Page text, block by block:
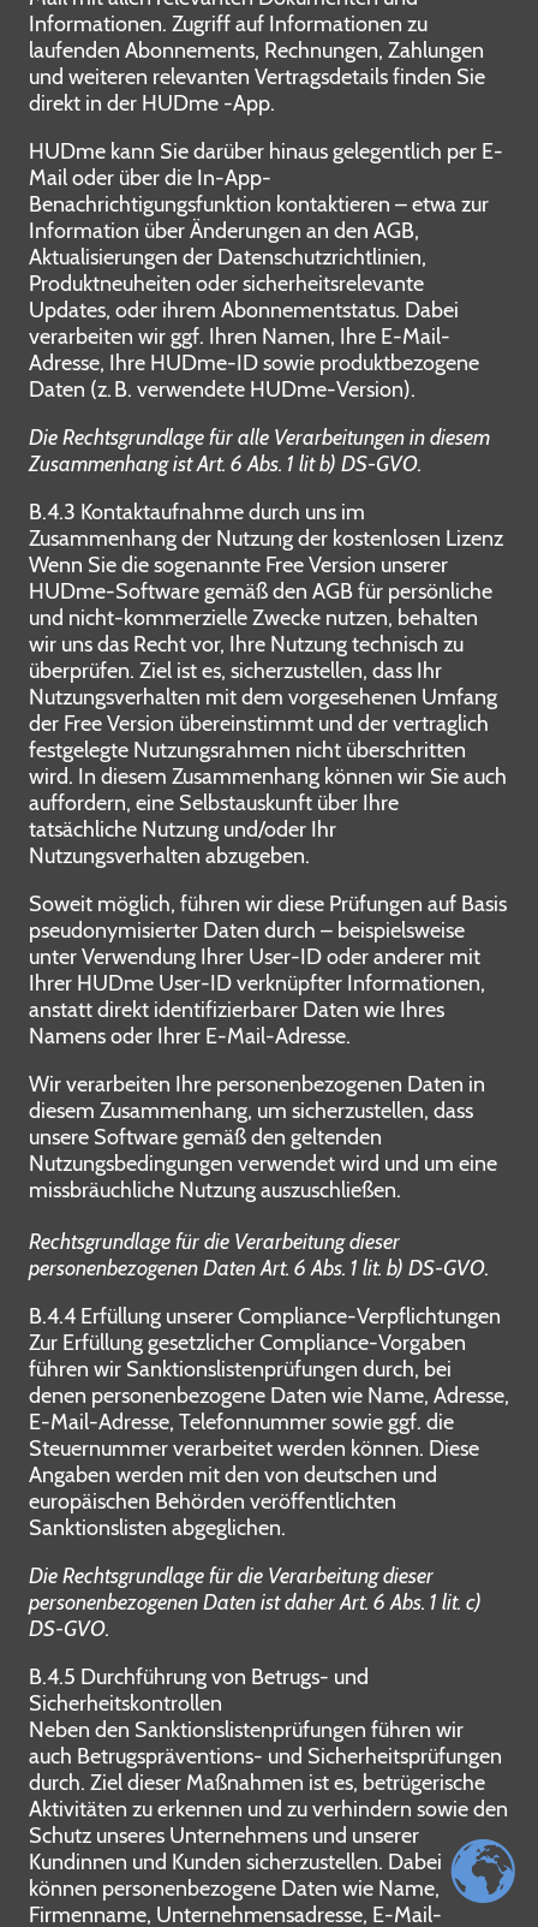
Informationen. Zugriff auf Informationen zu
laufenden Abonnements, Rechnungen, Zahlungen
und weiteren relevanten Vertragsdetails finden Sie
direkt in der HUDme -App.
HUDme kann Sie darüber hinaus gelegentlich per E-
Mail oder über die In-App-
Benachrichtigungsfunktion kontaktieren – etwa zur
Information über Änderungen an den AGB,
Aktualisierungen der Datenschutzrichtlinien,
Produktneuheiten oder sicherheitsrelevante
Updates, oder ihrem Abonnementstatus. Dabei
verarbeiten wir ggf. Ihren Namen, Ihre E-Mail-
Adresse, Ihre HUDme-ID sowie produktbezogene
Daten (z. B. verwendete HUDme-Version).
Die Rechtsgrundlage für alle Verarbeitungen in diesem
Zusammenhang ist Art. 6 Abs. 1 lit b) DS-GVO.
B.4.3 Kontaktaufnahme durch uns im
Zusammenhang der Nutzung der kostenlosen Lizenz
Wenn Sie die sogenannte Free Version unserer
HUDme-Software gemäß den AGB für persönliche
und nicht-kommerzielle Zwecke nutzen, behalten
wir uns das Recht vor, Ihre Nutzung technisch zu
überprüfen. Ziel ist es, sicherzustellen, dass Ihr
Nutzungsverhalten mit dem vorgesehenen Umfang
der Free Version übereinstimmt und der vertraglich
festgelegte Nutzungsrahmen nicht überschritten
wird. In diesem Zusammenhang können wir Sie auch
auffordern, eine Selbstauskunft über Ihre
tatsächliche Nutzung und/oder Ihr
Nutzungsverhalten abzugeben.
Soweit möglich, führen wir diese Prüfungen auf Basis
pseudonymisierter Daten durch – beispielsweise
unter Verwendung Ihrer User-ID oder anderer mit
Ihrer HUDme User-ID verknüpfter Informationen,
anstatt direkt identifizierbarer Daten wie Ihres
Namens oder Ihrer E-Mail-Adresse.
Wir verarbeiten Ihre personenbezogenen Daten in
diesem Zusammenhang, um sicherzustellen, dass
unsere Software gemäß den geltenden
Nutzungsbedingungen verwendet wird und um eine
missbräuchliche Nutzung auszuschließen.
Rechtsgrundlage für die Verarbeitung dieser
personenbezogenen Daten Art. 6 Abs. 1 lit. b) DS-GVO.
B.4.4 Erfüllung unserer Compliance-Verpflichtungen
Zur Erfüllung gesetzlicher Compliance-Vorgaben
führen wir Sanktionslistenprüfungen durch, bei
denen personenbezogene Daten wie Name, Adresse,
E-Mail-Adresse, Telefonnummer sowie ggf. die
Steuernummer verarbeitet werden können. Diese
Angaben werden mit den von deutschen und
europäischen Behörden veröffentlichten
Sanktionslisten abgeglichen.
Die Rechtsgrundlage für die Verarbeitung dieser
personenbezogenen Daten ist daher Art. 6 Abs. 1 lit. c)
DS-GVO.
B.4.5 Durchführung von Betrugs- und
Sicherheitskontrollen
Neben den Sanktionslistenprüfungen führen wir
auch Betrugspräventions- und Sicherheitsprüfungen
durch. Ziel dieser Maßnahmen ist es, betrügerische
Aktivitäten zu erkennen und zu verhindern sowie den
Schutz unseres Unternehmens und unserer
Kundinnen und Kunden sicherzustellen. Dabei
können personenbezogene Daten wie Name,
Firmenname, Unternehmensadresse, E-Mail-